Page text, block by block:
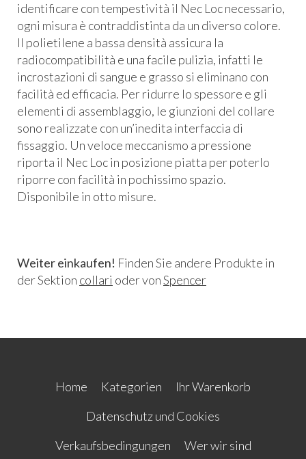
identificare con tempestività il Nec Loc necessario,
ogni misura è contraddistinta da un diverso colore.
Il polietilene a bassa densità assicura la
radiocompatibilità e una facile pulizia, infatti le
incrostazioni di sangue e grasso si eliminano con
facilità ed efficacia. Per ridurre lo spessore e gli
elementi di assemblaggio, le giunzioni del collare
sono realizzate con un’inedita interfaccia di
fissaggio. Un veloce meccanismo a pressione
riporta il Nec Loc in posizione piatta per poterlo
riporre con facilità in pochissimo spazio.
Disponibile in otto misure.
Weiter einkaufen! Finden Sie andere Produkte in
der Sektion collari oder vonSpencer
Home Kategorien
Ihr Warenkorb
Datenschutz und Cookies
Verkaufsbedingungen
Wer wir sind